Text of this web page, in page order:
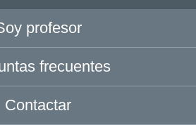
profesor
frecuentes
Contactar